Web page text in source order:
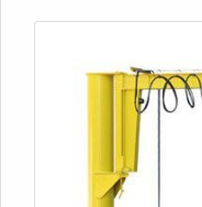
atualidade.Não
elétrica de
lucratividade, deve
tenham ótima
benefício,
para saber a